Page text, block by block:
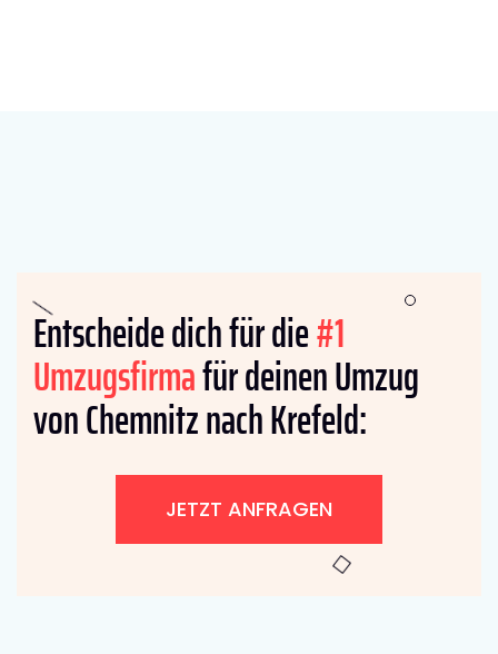
Entscheide dich für die#1
Umzugsfirmafür deinen Umzug
von Chemnitz nach Krefeld:
JETZT ANFRAGEN